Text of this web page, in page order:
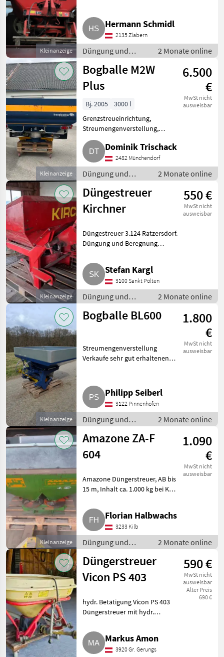
Kleinanzeige
Mineraldüngerstreuer/Wiegestreuer
Hermann Schmidl
2135 Zlabern
Düngung und
Beregnung /
Mineraldüngerstreuer/Wiegestreuer
2 Monate online
Kleinanzeige
Bogballe M2W
Plus
6.500
€
MwSt nicht
ausweisbar
Bj. 2005
3000 l
Grenzstreueinrichtung,
Streumengenverstellung,
Streuer-Bauart:
Zweischeibenstreuer
Wiegestreuer, sofort
einsatzbereit, 2 Erhöhungen
dabei, Fassungsvermögen 2.600
kg Ha
Dominik Trischack
2482 Münchendorf
Düngung und
Beregnung /
Mineraldüngerstreuer/Wiegestreuer
2 Monate online
Kleinanzeige
Düngestreuer
Kirchner
550 €
MwSt nicht
ausweisbar
Düngestreuer 3.124 Ratzersdorf.
Düngung und Beregnung
Stefan Kargl
3100 Sankt Pölten
Düngung und
Beregnung /
Mineraldüngerstreuer/Wiegestreuer
2 Monate online
Kleinanzeige
Bogballe BL600
1.800
€
MwSt nicht
ausweisbar
Streumengenverstellung
Verkaufe sehr gut erhaltenen
benutzt. Mit den
Aufsatzwänden gehen 1.000 kg
Dünger rein. B
Philipp Seiberl
3122 Pinnenhöfen
Düngung und
Beregnung /
Mineraldüngerstreuer/Wiegestreuer
2 Monate online
Kleinanzeige
Amazone ZA-F
604
1.090
€
MwSt nicht
ausweisbar
Amazone Düngerstreuer, AB bis
15 m, Inhalt ca. 1.000 kg bei KAS
wegen Umstieg auf
Wiegestreuer. Preis
Verhandlungsbasis. Düngung
und Bereg
Florian Halbwachs
3233 Kilb
Düngung und
Beregnung /
Mineraldüngerstreuer/Wiegestreuer
2 Monate online
Düngerstreuer
Vicon PS 403
590 €
MwSt nicht
ausweisbar
Alter Preis
690 €
hydr. Betätigung Vicon PS 403
Düngerstreuer mit hydr.
Aufsatz in einsatzbereitem
Zustand abzugeben. Düngung
und Beregnung
Markus Amon
3920 Gr. Gerungs